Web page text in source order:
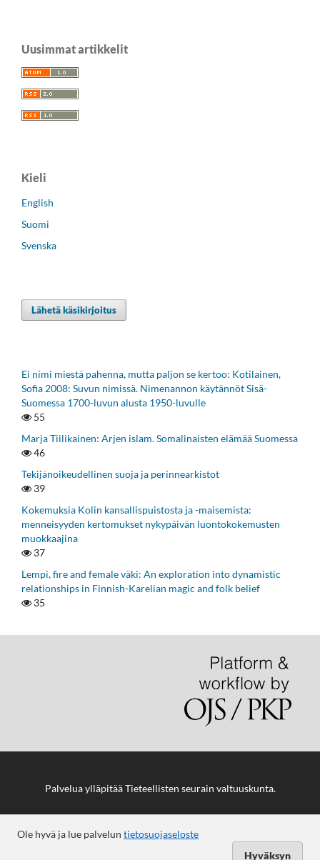
Uusimmat artikkelit
Kieli
English
Suomi
Svenska
Lähetä käsikirjoitus
Ei nimi miestä pahenna, mutta paljon se kertoo: Kotilainen,
Sofia 2008: Suvun nimissä. Nimenannon käytännöt Sisä-
Suomessa 1700-luvun alusta 1950-luvulle
55
Marja Tiilikainen: Arjen islam. Somalinaisten elämää Suomessa
46
Tekijänoikeudellinen suoja ja perinnearkistot
39
Kokemuksia Kolin kansallispuistosta ja -maisemista:
menneisyyden kertomukset nykypäivän luontokokemusten
muokkaajina
37
Lempi, fire and female väki: An exploration into dynamistic
relationships in Finnish-Karelian magic and folk belief
35
Ole hyvä ja lue palvelun tietosuojaseloste
Hyväksyn
Palvelua ylläpitääTieteellisten seurain valtuuskunta.